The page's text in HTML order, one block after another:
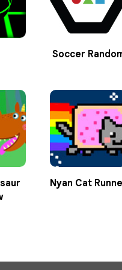
Soccer
Nyan Cat